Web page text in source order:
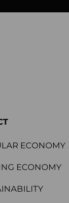
ECONOMY
ECONOMY